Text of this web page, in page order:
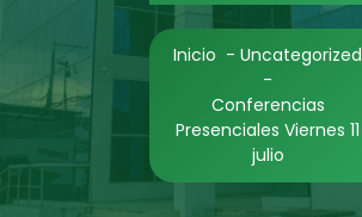
Inicio - Uncategorized
-
Conferencias
Presenciales Viernes 11
julio